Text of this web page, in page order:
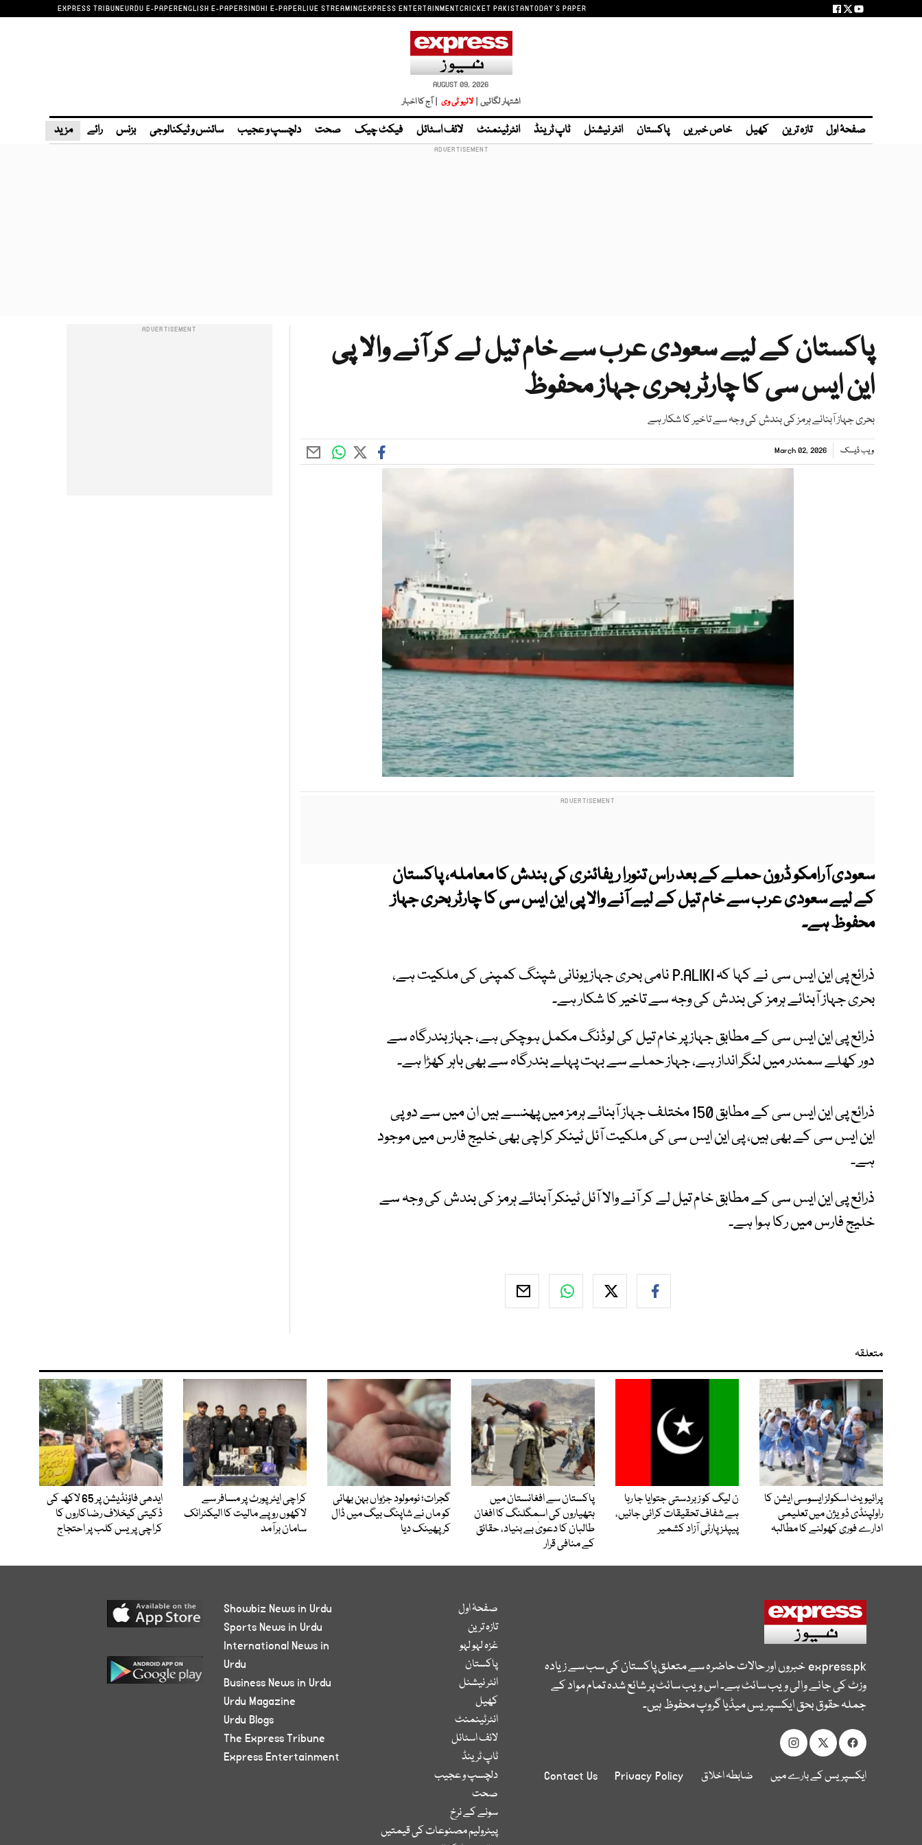
EXPRESS TRIBUNEURDU E-PAPERENGLISH E-PAPERSINDHI E-PAPERLIVE STREAMINGEXPRESS ENTERTAINMENTCRICKET PAKISTANTODAY'S PAPER
AUGUST 09, 2026
اشتہار لگائیں | لائیو ٹی وی | آج کا اخبار
صفحۂ اول تازہ ترین کھیل خاص خبریں پاکستان انٹر نیشنل ٹاپ ٹرینڈ انٹرٹینمنٹ لائف اسٹائل فیکٹ چیک صحت دلچسپ و عجیب سائنس و ٹیکنالوجی بزنس رائے مزید
پاکستان کے لیے سعودی عرب سے خام تیل لے کر آنے والا پی
این ایس سی کا چارٹر بحری جہاز محفوظ
بحری جہاز آبنائے ہرمز کی بندش کی وجہ سے تاخیر کا شکار ہے
ویب ڈیسک March 02, 2026
سعودی آرامکو ڈرون حملے کے بعد راس تنورا ریفائنری کی بندش کا معاملہ، پاکستان
کے لیے سعودی عرب سے خام تیل کے لیے آنے والا پی این ایس سی کا چارٹر بحری جہاز
محفوظ ہے۔
ذرائع پی این ایس سی نے کہا کہ P.ALIKI نامی بحری جہاز یونانی شپنگ کمپنی کی ملکیت ہے،
بحری جہاز آبنائے ہرمز کی بندش کی وجہ سے تاخیر کا شکار ہے۔
ذرائع پی این ایس سی کے مطابق جہاز پر خام تیل کی لوڈنگ مکمل ہوچکی ہے، جہاز بندرگاہ سے
دور کھلے سمندر میں لنگر انداز ہے، جہاز حملے سے بہت پہلے بندرگاہ سے بھی باہر کھڑا ہے۔
ذرائع پی این ایس سی کے مطابق 150 مختلف جہاز آبنائے ہرمز میں پھنسے ہیں ان میں سے دو پی
این ایس سی کے بھی ہیں، پی این ایس سی کی ملکیت آئل ٹینکر کراچی بھی خلیج فارس میں موجود
ہے۔
ذرائع پی این ایس سی کے مطابق خام تیل لے کر آنے والا آئل ٹینکر آبنائے ہرمز کی بندش کی وجہ سے
خلیج فارس میں رکا ہوا ہے۔
متعلقہ
پرائیویٹ اسکولز ایسوسی ایشن کا
راولپنڈی ڈویژن میں تعلیمی
ادارے فوری کھولنے کا مطالبہ
ن لیگ کو زبردستی جتوایا جا رہا
ہے شفاف تحقیقات کرائی جائیں،
پیپلز پارٹی آزاد کشمیر
پاکستان سے افغانستان میں
ہتھیاروں کی اسمگلنگ کا افغان
طالبان کا دعویٰ بے بنیاد، حقائق
کے منافی قرار
گجرات؛ نومولود جڑواں بہن بھائی
کو ماں نے شاپنگ بیگ میں ڈال
کر پھینک دیا
کراچی ایئرپورٹ پر مسافر سے
لاکھوں روپے مالیت کا الیکٹرانک
سامان برآمد
ایدھی فاؤنڈیشن پر 65 لاکھ کی
ڈکیتی کیخلاف رضاکاروں کا
کراچی پریس کلب پر احتجاج
express.pkخبروں اور حالات حاضرہ سے متعلق پاکستان کی سب سے زیادہ
وزٹ کی جانے والی ویب سائٹ ہے۔ اس ویب سائٹ پر شائع شدہ تمام مواد کے
جملہ حقوق بحق ایکسپریس میڈیا گروپ محفوظ ہیں۔
ایکسپریس کے بارے میں ضابطہ اخلاق Privacy Policy
Contact Us
صفحۂ اول
تازہ ترین
غزہ لہو لہو
پاکستان
انٹر نیشنل
کھیل
انٹرٹینمنٹ
لائف اسٹائل
ٹاپ ٹرینڈ
دلچسپ و عجیب
صحت
سونے کے نرخ
پیٹرولیم مصنوعات کی قیمتیں
Showbiz News in Urdu
Sports News in Urdu
International News in
Urdu
Business News in Urdu
Urdu Magazine
Urdu Blogs
The Express Tribune
Express Entertainment